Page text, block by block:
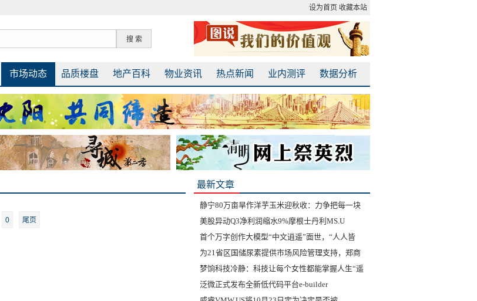
设为首页 收藏本站
市场动态 品质楼盘 地产百科 物业资讯 热点新闻 业内测评 数据分析
0 尾页
最新文章
静宁80万亩旱作洋芋玉米迎秋收：力争把每一块
美股异动Q3净利润缩水9%摩根士丹利MS.U
首个万字创作大模型“中文逍遥”面世，“人人皆
为21省区国储尿素提供市场风险管理支持，郑商
梦饷科技冷静：科技让每个女性都能掌握人生“遥
泛微正式发布全新低代码平台e-builder